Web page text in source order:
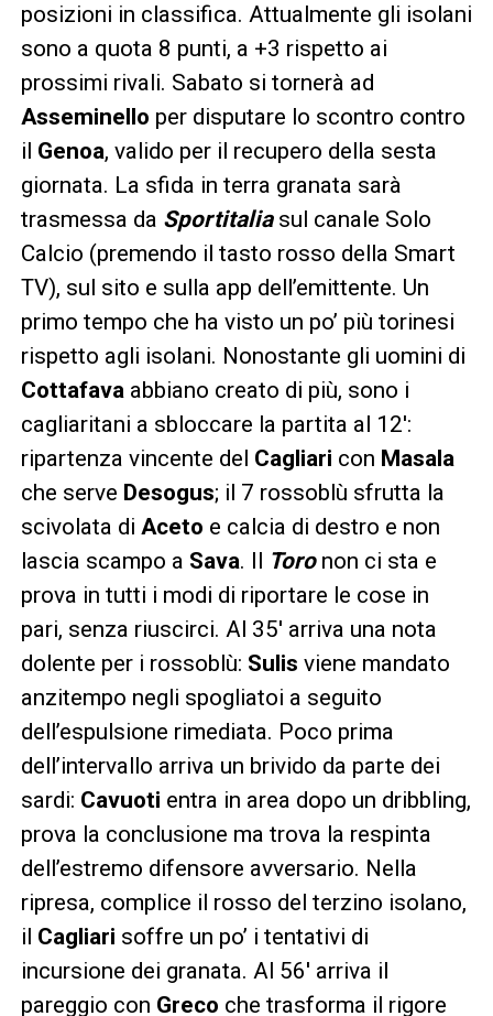
posizioni in classifica. Attualmente gli isolani
sono a quota 8 punti, a +3 rispetto ai
prossimi rivali. Sabato si tornerà ad
Asseminello per disputare lo scontro contro
il Genoa, valido per il recupero della sesta
giornata. La sfida in terra granata sarà
trasmessa da Sportitalia sul canale Solo
Calcio (premendo il tasto rosso della Smart
TV), sul sito e sulla app dell’emittente. Un
primo tempo che ha visto un po’ più torinesi
rispetto agli isolani. Nonostante gli uomini di
Cottafavaabbiano creato di più, sono i
cagliaritani a sbloccare la partita al 12′:
ripartenza vincente del Cagliari con Masala
che serve Desogus; il 7 rossoblù sfrutta la
scivolata di Aceto e calcia di destro e non
lascia scampo a Sava. Il Toro non ci sta e
prova in tutti i modi di riportare le cose in
pari, senza riuscirci. Al 35′ arriva una nota
dolente per i rossoblù: Sulis viene mandato
anzitempo negli spogliatoi a seguito
dell’espulsione rimediata. Poco prima
dell’intervallo arriva un brivido da parte dei
sardi: Cavuoti entra in area dopo un dribbling,
prova la conclusione ma trova la respinta
dell’estremo difensore avversario. Nella
ripresa, complice il rosso del terzino isolano,
il Cagliari soffre un po’ i tentativi di
incursione dei granata. Al 56′ arriva il
pareggio con Greco che trasforma il rigore